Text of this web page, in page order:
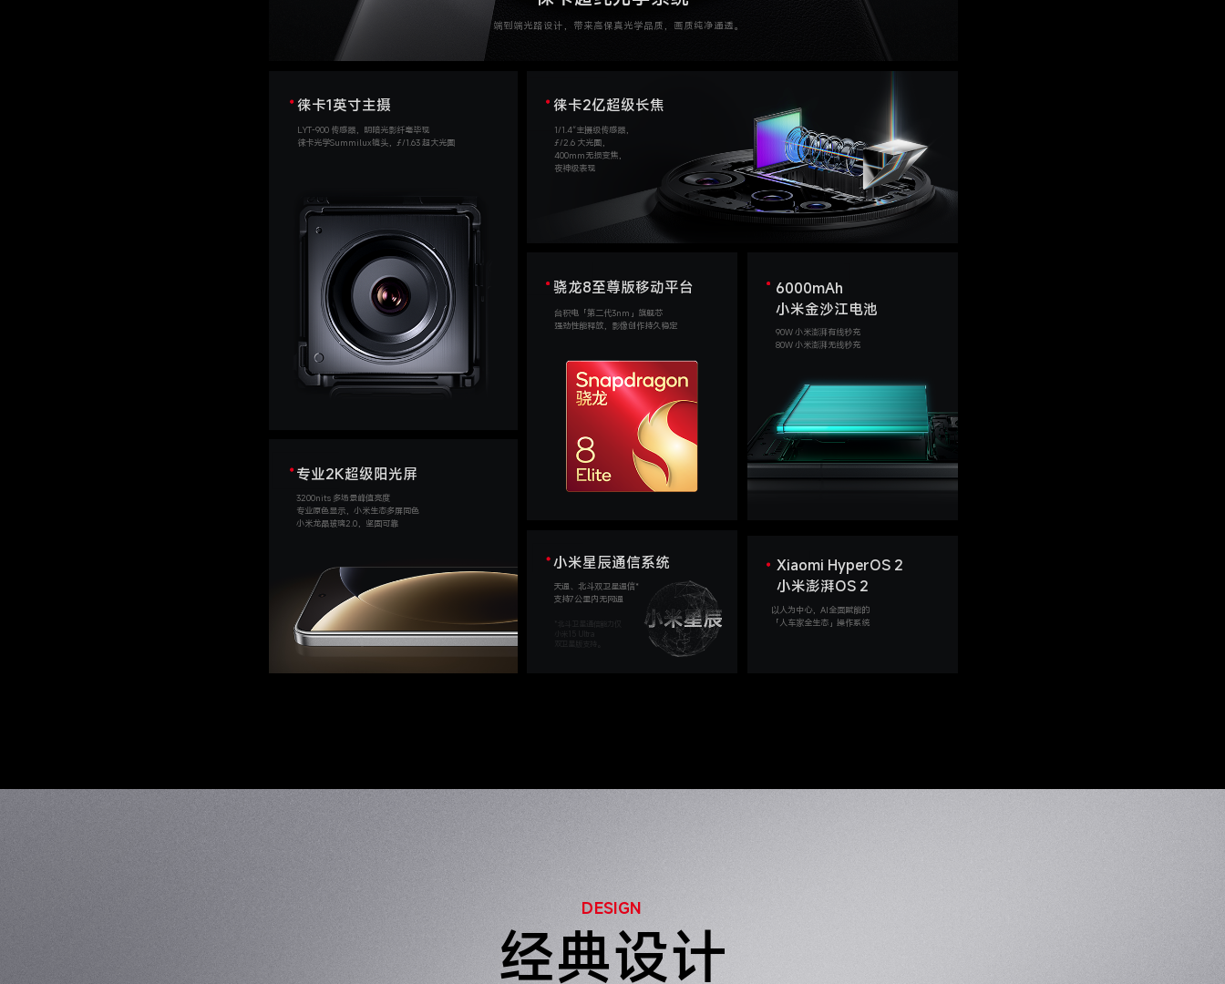
Xiaomi HyperOS 2
小米澎湃OS 2
以人为中心，AI全面赋能的
「人车家全生态」操作系统
小米星辰通信系统
*北斗卫星通信能力仅
天通、北斗双卫星通信*
支持7公里内无网通
专业2K超级阳光屏
3200nits 多场景峰值亮度
专业原色显示，小米生态多屏同色
小米龙晶玻璃2.0，坚固可靠
6000mAh
小米金沙江电池
90W 小米澎湃有线秒充
80W 小米澎湃无线秒充
骁龙8至尊版移动平台
台积电「第二代3nm」旗舰芯
强劲性能释放，影像创作持久稳定
徕卡2亿超级长焦
1/1.4″主摄级传感器，
ƒ/2.6 大光圈，
400mm无损变焦，
夜神级表现
徕卡1英寸主摄
LYT-900 传感器，明暗光影纤毫毕现
徕卡光学Summilux镜头，ƒ/1.63 超大光圈
端到端光路设计，带来高保真光学品质，画质纯净通透。
经典设计
DESIGN